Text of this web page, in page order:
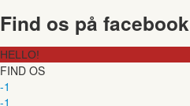
Find os på facebook
HELLO!
FIND OS
-1
-1